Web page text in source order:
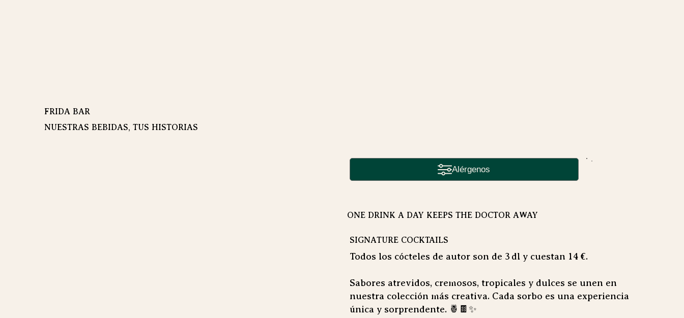
ONE DRINK A DAY KEEPS THE DOCTOR AWAY
Todos los cócteles de autor son de 3 dl y cuestan 14 €.
Sabores atrevidos, cremosos, tropicales y dulces se unen en
nuestra colección más creativa. Cada sorbo es una experiencia
única y sorprendente. 🍍🍫✨
SIGNATURE COCKTAILS
FRIDA BAR
NUESTRAS BEBIDAS, TUS HISTORIAS
Alérgenos